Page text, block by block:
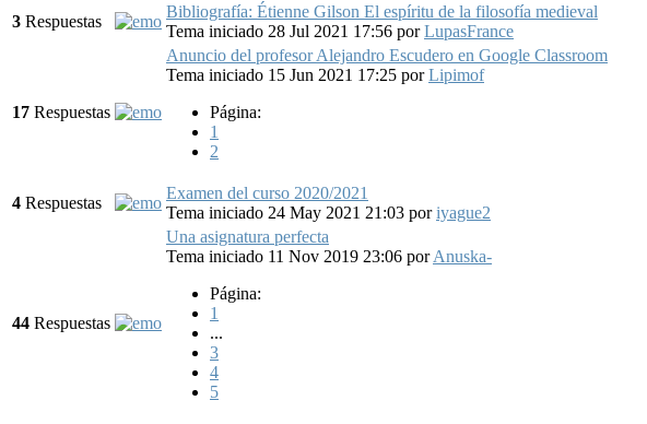
3 Respuestas
Bibliografía: Étienne Gilson El espíritu de la filosofía medieval
Tema iniciado 28 Jul 2021 17:56 porLupasFrance
17 Respuestas
Anuncio del profesor Alejandro Escudero en Google Classroom
Tema iniciado 15 Jun 2021 17:25 porLipimof
Página:
1
2
4 Respuestas
Examen del curso 2020/2021
Tema iniciado 24 May 2021 21:03 poriyague2
44 Respuestas
Una asignatura perfecta
Tema iniciado 11 Nov 2019 23:06 porAnuska-
Página:
1
...
3
4
5